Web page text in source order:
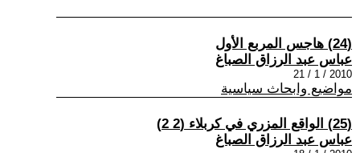
(24) هاجس المربع الأول
عباس عبد الرزاق الصباغ
2010 / 1 / 21
مواضيع وابحاث سياسية
(25) الواقع المزري في كربلاء (2 2)
عباس عبد الرزاق الصباغ